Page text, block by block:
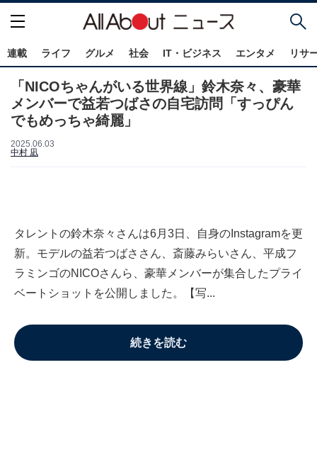
連載 ライフ グルメ 社会 IT・ビジネス エンタメ リサ
「NICOちゃんがいる世界線」鈴木奈々、豪華
メンバーで益若つばさの自宅訪問「すっぴん
でもめっちゃ綺麗」
2025.06.03
中村 凪
タレントの鈴木奈々さんは6月3日、自身のInstagramを更
新。モデルの益若つばささん、斎藤みらいさん、平成フ
ラミンゴのNICOさんら、豪華メンバーが集合したプライ
ベートショットを公開しました。【写...
続きを読む